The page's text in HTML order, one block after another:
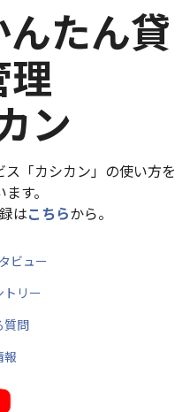
たん貸
理
ン
「カシカン」の使い方を
す。
はこちらから。
ビュー
トリー
質問
報